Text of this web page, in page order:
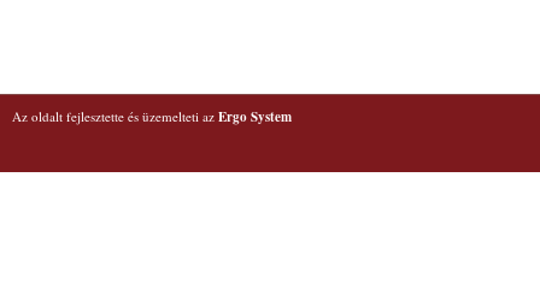
Az oldalt fejlesztette és üzemelteti az Ergo System